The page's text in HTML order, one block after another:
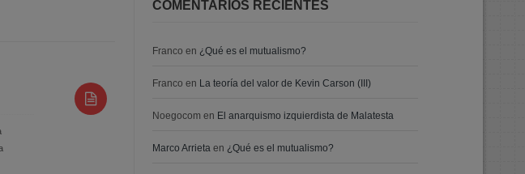
COMENTARIOS RECIENTES
Franco en ¿Qué es el mutualismo?
Franco en La teoría del valor de Kevin Carson (III)
Noegocom en El anarquismo izquierdista de Malatesta
Marco Arrieta en ¿Qué es el mutualismo?